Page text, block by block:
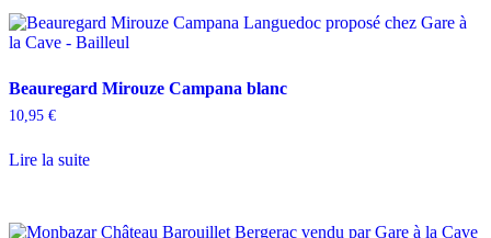
Beauregard Mirouze Campana blanc
10,95 €
Lire la suite